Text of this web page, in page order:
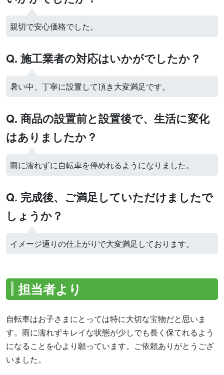
親切で安心価格でした。
Q. 施工業者の対応はいかがでしたか？
暑い中、丁寧に設置して頂き大変満足です。
Q. 商品の設置前と設置後で、生活に変化
はありましたか？
雨に濡れずに自転車を停めれるようになりました。
Q. 完成後、ご満足していただけましたで
しょうか？
イメージ通りの仕上がりで大変満足しております。
担当者より
自転車はお子さまにとっては特に大切な宝物だと思いま
す。雨に濡れずキレイな状態が少しでも長く保てれるよう
になることを心より願っています。ご依頼ありがとうござ
いました。